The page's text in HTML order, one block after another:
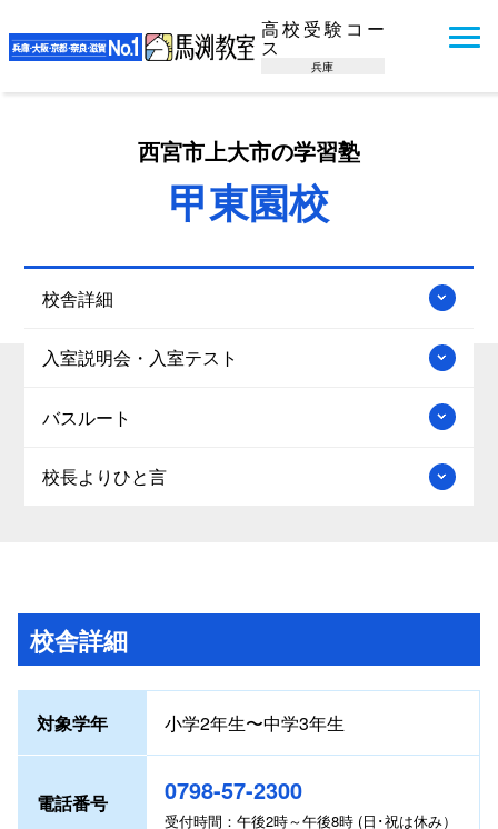
高校受験コー
ス
兵庫
西宮市上大市の学習塾
甲東園校
校舎詳細
入室説明会・入室テスト
バスルート
校長よりひと言
校舎詳細
対象学年 小学2年生〜中学3年生
電話番号 0798-57-2300
受付時間：午後2時～午後8時 (日･祝は休み）